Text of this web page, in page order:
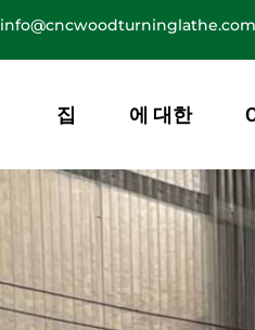
info@cncwoodturninglathe.com
집 에 대한